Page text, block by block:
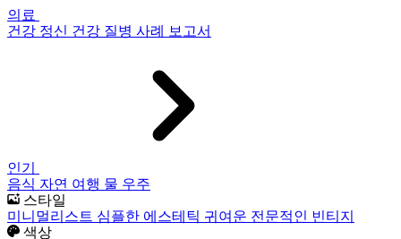
의료
건강 정신 건강 질병 사례 보고서
인기
음식 자연 여행 물 우주
스타일
미니멀리스트 심플한 에스테틱 귀여운 전문적인 빈티지
색상